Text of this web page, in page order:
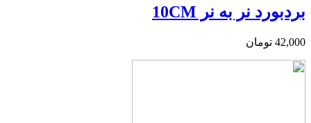
بردبورد نر به نر 10CM
42,000 تومان